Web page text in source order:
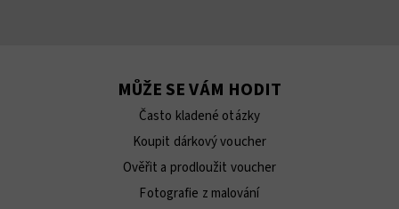
MŮŽE SE VÁM HODIT
Často kladené otázky
Koupit dárkový voucher
Ověřit a prodloužit voucher
Fotografie z malování